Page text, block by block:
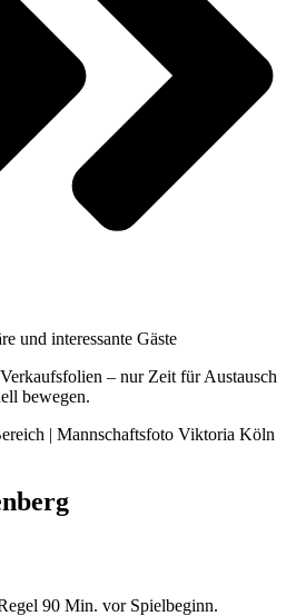
und interessante Gäste
– nur Zeit für Austausch
bewegen.
90 Min. vor Spielbeginn.